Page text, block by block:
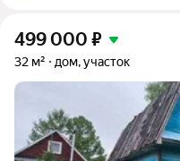
499 000 ₽
32 м² дом, участок